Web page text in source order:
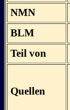
NMN
BLM
Teil von
Quellen